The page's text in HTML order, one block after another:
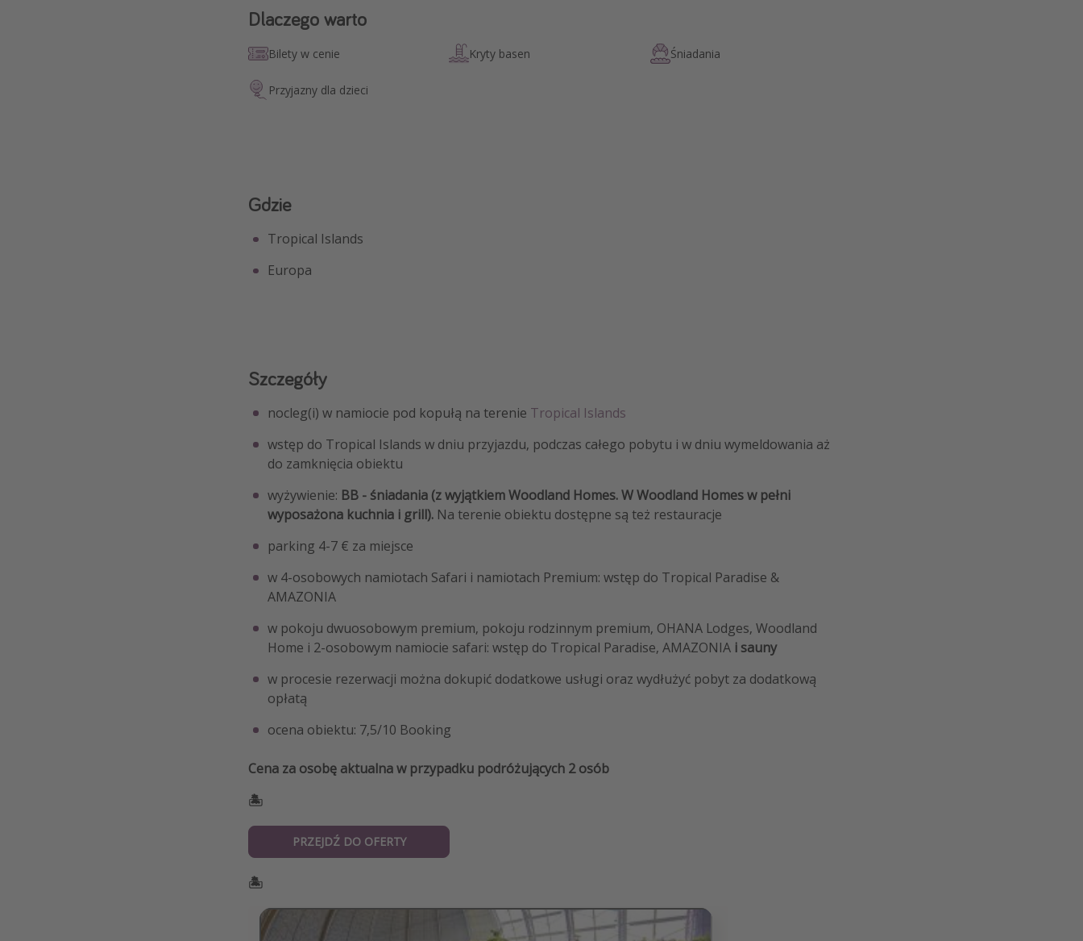
Dlaczego warto
Bilety w cenie Kryty basen Śniadania
Przyjazny dla dzieci
Gdzie
Tropical Islands
Europa
Szczegóły
nocleg(i) w namiocie pod kopułą na terenie Tropical Islands
wstęp do Tropical Islands w dniu przyjazdu, podczas całego pobytu i w dniu wymeldowania aż
do zamknięcia obiektu
wyżywienie: BB - śniadania (z wyjątkiem Woodland Homes. W Woodland Homes w pełni
wyposażona kuchnia i grill). Na terenie obiektu dostępne są też restauracje
parking 4-7 € za miejsce
w 4-osobowych namiotach Safari i namiotach Premium: wstęp do Tropical Paradise &
AMAZONIA
w pokoju dwuosobowym premium, pokoju rodzinnym premium, OHANA Lodges, Woodland
Home i 2-osobowym namiocie safari: wstęp do Tropical Paradise, AMAZONIA i sauny
w procesie rezerwacji można dokupić dodatkowe usługi oraz wydłużyć pobyt za dodatkową
opłatą
ocena obiektu: 7,5/10 Booking
Cena za osobę aktualna w przypadku podróżujących 2 osób
🏝️
PRZEJDŹ DO OFERTY
🏝️